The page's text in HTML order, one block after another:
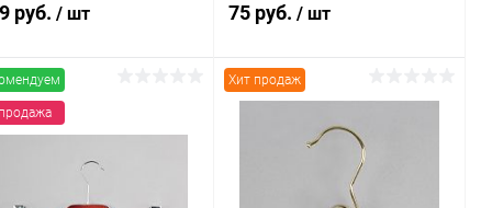
руб. / шт
В корзину
75 руб. / шт
В корзину
Хит продаж